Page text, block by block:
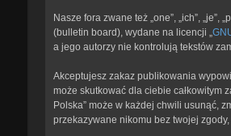
Nasze fora zwane też „one”, „ich”,
(bulletin board), wydane na licencji „
a jego autorzy nie kontrolują tekstów
Akceptujesz zakaz publikowania
może skutkować dla ciebie całkowitym
Polska” może w każdej chwili usunąć,
przekazywane nikomu bez twojej